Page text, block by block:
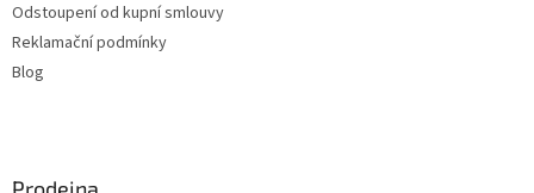
Odstoupení od kupní smlouvy
Reklamační podmínky
Blog